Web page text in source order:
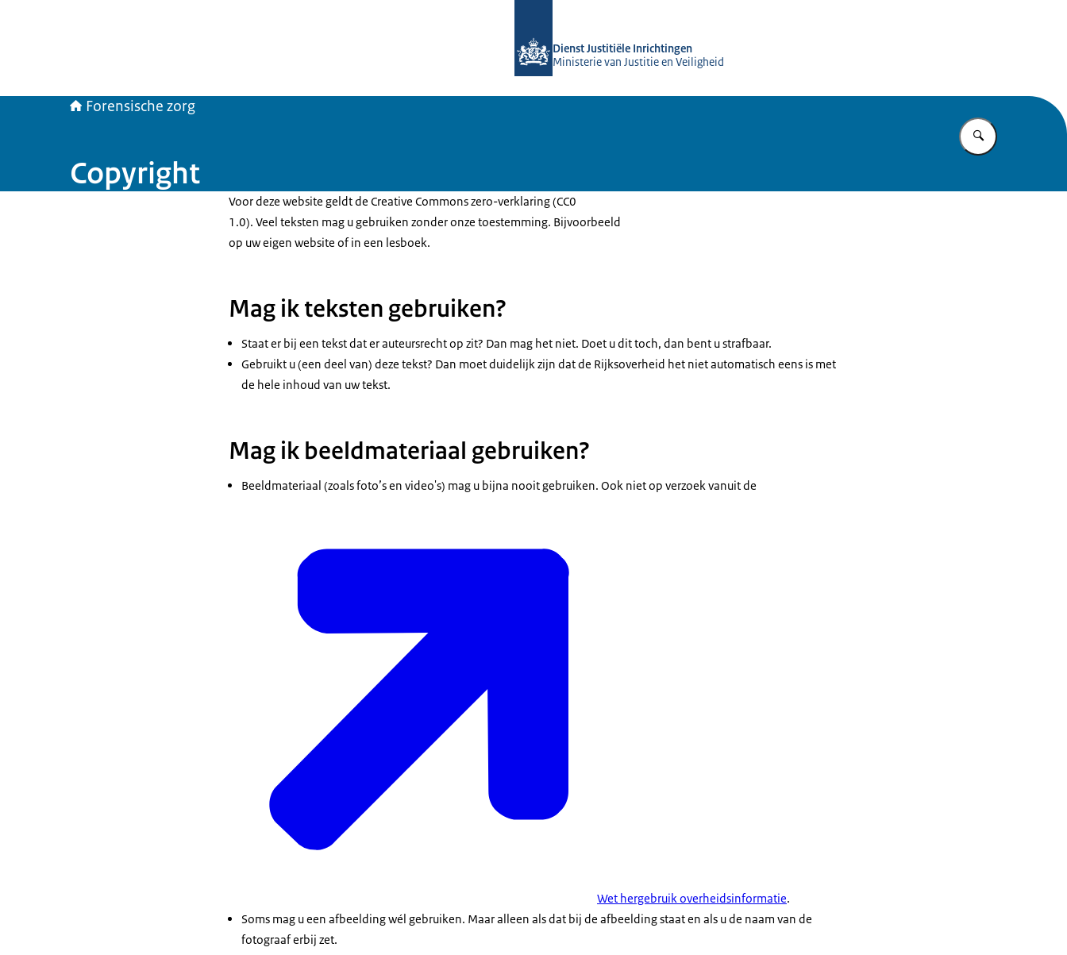
Dienst Justitiële Inrichtingen
Ministerie van Justitie en Veiligheid
Forensische zorg
Vul in wat u
Copyright
Voor deze website geldt de Creative Commons zero-verklaring (CC0
1.0). Veel teksten mag u gebruiken zonder onze toestemming. Bijvoorbeeld
op uw eigen website of in een lesboek.
Mag ik teksten gebruiken?
Staat er bij een tekst dat er auteursrecht op zit? Dan mag het niet. Doet u dit toch, dan bent u strafbaar.
Gebruikt u (een deel van) deze tekst? Dan moet duidelijk zijn dat de Rijksoverheid het niet automatisch eens is met
de hele inhoud van uw tekst.
Mag ik beeldmateriaal gebruiken?
Beeldmateriaal (zoals foto’s en video's) mag u bijna nooit gebruiken. Ook niet op verzoek vanuit de
Wet hergebruik overheidsinformatie.
Soms mag u een afbeelding wél gebruiken. Maar alleen als dat bij de afbeelding staat en als u de naam van de
fotograaf erbij zet.